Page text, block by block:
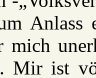
Anlass
mich
Mir ist